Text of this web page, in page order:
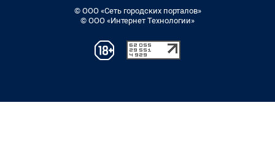
© ООО «Сеть городских порталов»
© ООО «Интернет Технологии»